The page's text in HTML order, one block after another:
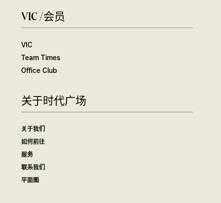
VIC /会员
VIC
Team Times
Office Club
关于时代广场
关于我们
如何前往
服务
联系我们
平面图